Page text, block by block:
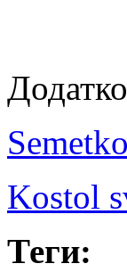
Kostol
Теги: